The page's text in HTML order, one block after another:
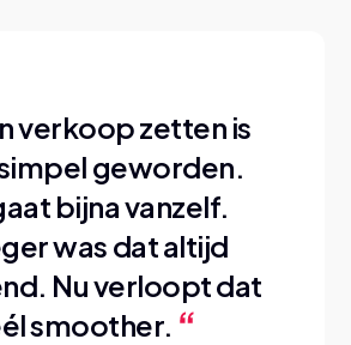
verkoop zetten is
geworden.
bijna vanzelf.
was dat altijd
Nu verloopt dat
smoother.